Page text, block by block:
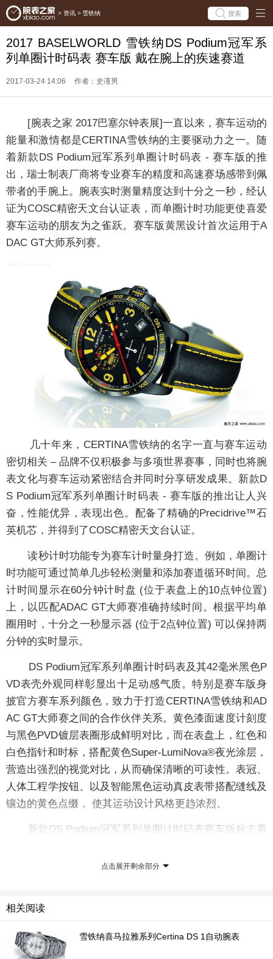
> 资讯 > 雪铁纳 搜索
2017 BASELWORLD 雪铁纳DS Podium冠军系
列单圈计时码表 赛车版 戴在腕上的疾速赛道
2017-03-24 14:06 作者：史谨男
[腕表之家 2017巴塞尔钟表展]一直以来，赛车运动的
能量和激情都是CERTINA雪铁纳的主要驱动力之一。随
着新款DS Podium冠军系列单圈计时码表 - 赛车版的推
出，瑞士制表厂商将专业赛车的精度和高速赛场感带到佩
带者的手腕上。腕表实时测量精度达到十分之一秒，经认
证为COSC精密天文台认证表，而单圈计时功能更使喜爱
赛车运动的朋友为之雀跃。赛车版黄黑设计首次运用于A
DAC GT大师系列赛。
几十年来，CERTINA雪铁纳的名字一直与赛车运动
密切相关 – 品牌不仅积极参与多项世界赛事，同时也将腕
表文化与赛车运动紧密结合并同时分享研发成果。新款D
S Podium冠军系列单圈计时码表 - 赛车版的推出让人兴
奋，性能优异，表现出色。配备了精确的Precidrive™石
英机芯，并得到了COSC精密天文台认证。
读秒计时功能专为赛车计时量身打造。例如，单圈计
时功能可通过简单几步轻松测量和添加赛道循环时间。总
计时间显示在60分钟计时盘 (位于表盘上的10点钟位置)
上，以匹配ADAC GT大师赛准确持续时间。根据平均单
圈用时，十分之一秒显示器 (位于2点钟位置) 可以保持两
分钟的实时显示。
DS Podium冠军系列单圈计时码表及其42毫米黑色P
VD表壳外观同样彰显出十足动感气质。特别是赛车版身
披官方赛车系列颜色，致力于打造CERTINA雪铁纳和AD
AC GT大师赛之间的合作伙伴关系。黄色漆面速度计刻度
与黑色PVD镀层表圈形成鲜明对比，而在表盘上，红色和
白色指针和时标，搭配黄色Super-LumiNova®夜光涂层，
营造出强烈的视觉对比，从而确保清晰的可读性。表冠、
人体工程学按钮、以及智能黑色运动真皮表带搭配缝线及
镶边的黄色点缀， 使其运动设计风格更趋浓烈。
新款DS Podium冠军系列单圈计时码表赛车版标志着
续致力于赛车运动。此外，还提供其他三种款式：磨砂和
细节的表盘，黑色真皮表带，带绿色缝线。所有款式均配
备双按钮蝴蝶扣，当然，遵循著名的CERTINA雪铁纳 DS
(双保险技术) 打造。
点击展开剩余部分
相关阅读
雪铁纳喜马拉雅系列Certina DS 1自动腕表